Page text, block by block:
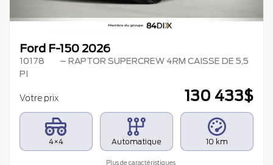
Ford F-150 2026
10178
– RAPTOR SUPERCREW 4RM CAISSE DE 5,5
PI
Votre prix 130 433$
4×4 Automatique 10 km
Plus de caractéristiques